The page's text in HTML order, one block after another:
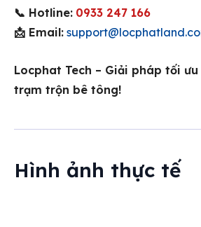
📞 Hotline: 0933 247 166
📩 Email:
Locphat Tech – Giải pháp tối
trạm trộn bê tông!
Hình ảnh thực tế